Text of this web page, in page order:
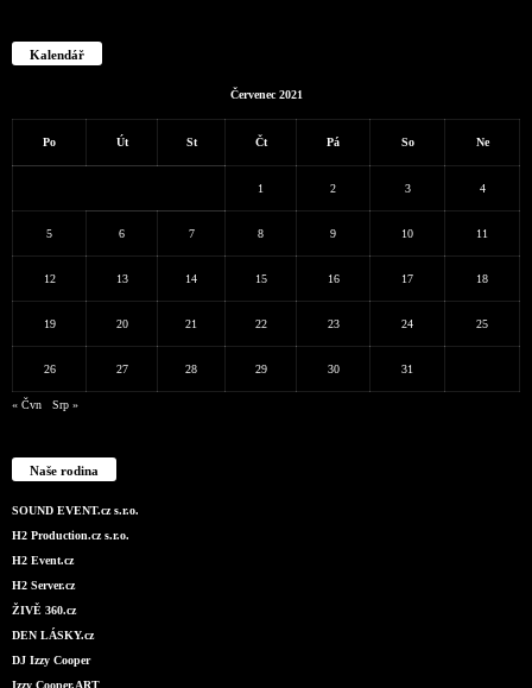
Kalendář
Červenec 2021
Po Út St Čt Pá So Ne
1 2 3 4
5 6 7 8 9 10 11
12 13 14 15 16 17 18
19 20 21 22 23 24 25
26 27 28 29 30 31
« Čvn Srp »
Naše rodina
SOUND EVENT.cz s.r.o.
H2 Production.cz s.r.o.
H2 Event.cz
H2 Server.cz
ŽIVĚ 360.cz
DEN LÁSKY.cz
DJ Izzy Cooper
Izzy Cooper.ART